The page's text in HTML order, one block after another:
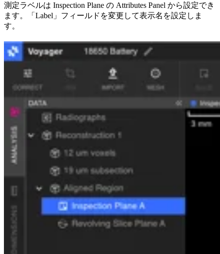
測定ラベルは Inspection Plane の Attributes Panel から設定でき
ます。「Label」フィールドを変更して表示名を設定しま
す。